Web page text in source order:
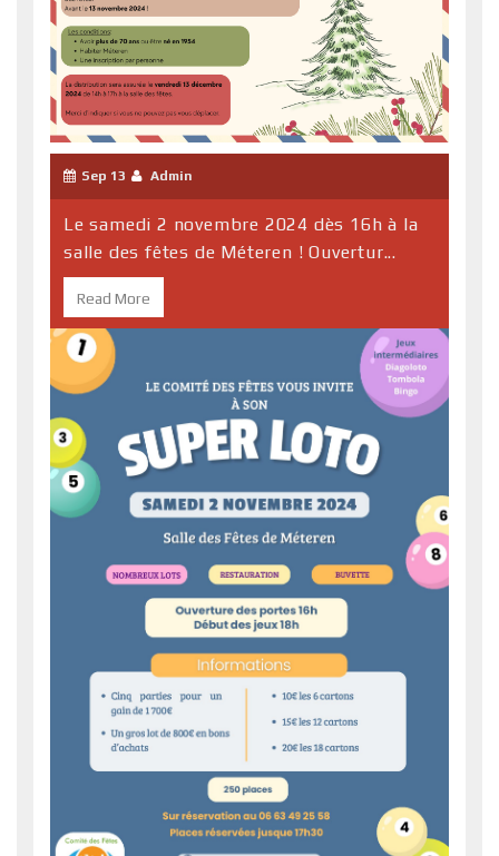
Sep 13 Admin
Le samedi 2 novembre 2024 dès 16h à la
salle des fêtes de Méteren ! Ouvertur...
Read More